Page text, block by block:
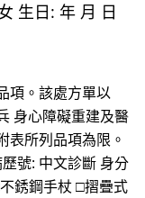
生日: 年 月 日
項。該處方單以
身心障礙重建及醫
表所列品項為限。
號: 中文診斷 身分
銹鋼手杖 □摺疊式